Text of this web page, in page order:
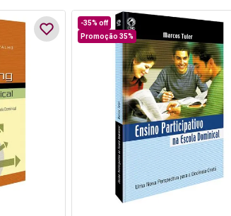
-35% off
Promoção 35%